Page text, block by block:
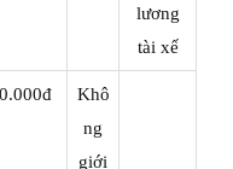
lương
tài xế
Khô
ng
giới